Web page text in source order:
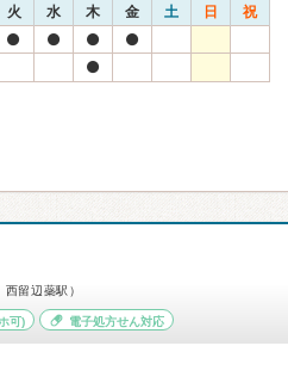
火 水 木 金 土 日 祝
留辺蘂駅）
可) 電子処方せん対応